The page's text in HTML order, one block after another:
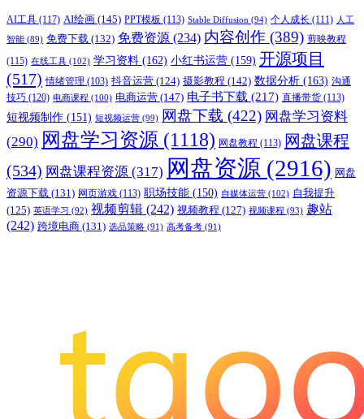
AI工具 (117) AI绘画 (145) PPT模板 (113) Stable Diffusion (94) 个人成长 (111) 人工
智能 (89) 免费下载 (132) 免费资源 (234) 内容创作 (389) 剪映教程
(115) 在线工具 (102) 学习资料 (162) 小红书运营 (159) 开源项目
(517) 情绪管理 (103) 抖音运营 (124) 摄影教程 (142) 数据分析 (163) 沟通
技巧 (120) 电商课程 (100) 电商运营 (147) 电子书下载 (217) 直播带货 (113)
短视频制作 (151) 短视频运营 (99) 网盘下载 (422) 网盘学习资料
(290) 网盘学习资源 (1118) 网盘教程 (113) 网盘课程
(534) 网盘课程资源 (317) 网盘资源 (2916) 网盘
资源下载 (131) 网页游戏 (113) 职场技能 (150) 自媒体运营 (102) 自我提升
(125) 英语学习 (92) 视频剪辑 (242) 视频教程 (127) 视频课程 (93) 趣站
(242) 跨境电商 (131) 选品策略 (91) 高考备考 (91)